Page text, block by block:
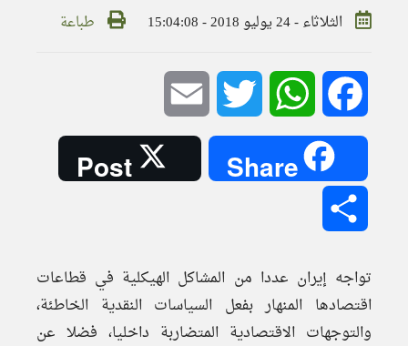
الثلاثاء - 24 يوليو 2018 - 15:04:08 طباعة
Facebook
WhatsApp
Twitter
Share
Post
تواجه إيران عددا من المشاكل الهيكلية في قطاعات
اقتصادها المنهار بفعل السياسات النقدية الخاطئة،
والتوجهات الاقتصادية المتضاربة داخليا، فضلا عن